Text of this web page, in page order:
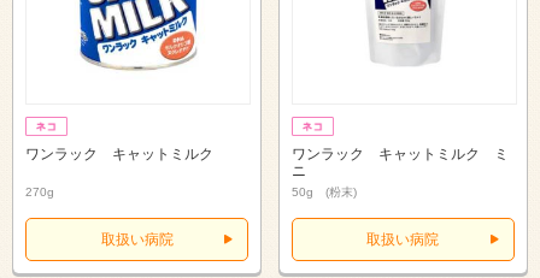
ワンラック キャットミルク
270g
取扱い病院
ワンラック キャットミルク ミ
ニ
50g (粉末)
取扱い病院